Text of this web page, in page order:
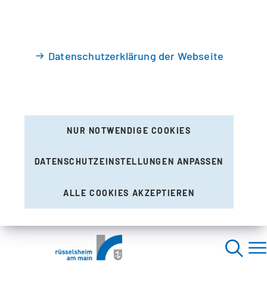
Datenschutzerklärung der Webseite
NUR NOTWENDIGE COOKIES
DATENSCHUTZEINSTELLUNGEN ANPASSEN
ALLE COOKIES AKZEPTIEREN